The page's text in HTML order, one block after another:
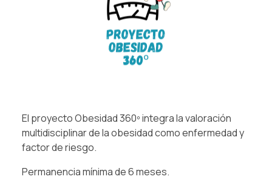
El proyecto Obesidad 360º integra la valoración
multidisciplinar de la obesidad como enfermedad y
factor de riesgo.
Permanencia mínima de 6 meses.